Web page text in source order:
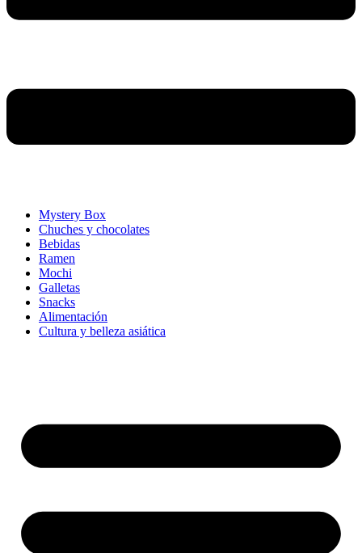
Mystery Box
Chuches y chocolates
Bebidas
Ramen
Mochi
Galletas
Snacks
Alimentación
Cultura y belleza asiática